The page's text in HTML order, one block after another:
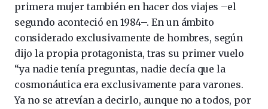
primera mujer también en hacer dos viajes –el
segundo aconteció en 1984–. En un ámbito
considerado exclusivamente de hombres, según
dijo la propia protagonista, tras su primer vuelo
“ya nadie tenía preguntas, nadie decía que la
cosmonáutica era exclusivamente para varones.
Ya no se atrevían a decirlo, aunque no a todos, por